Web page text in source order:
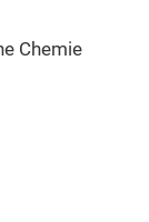
Chemie